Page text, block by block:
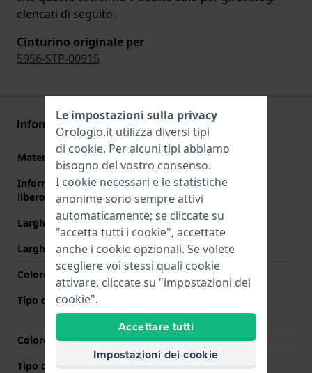
elencati di seguito.
Cinturino originale per
5956-STP-00915
Informazioni sul cinturino
Materiale Cinturino
Acciaio inox
Informazioni extra (testo
libero)
Stainless Steel Bracelet
Larghezza cinturino
14 mm
Larghezza tra Anse
14 mm
Colore cinturino
Bicolore
Tipo di chiusura
bottoni
Colore Chiusura
Argento
Tipo di montatura
Le impostazioni sulla privacy
Orologio.it utilizza diversi tipi
di cookie. Per alcuni tipi abbiamo
bisogno del vostro consenso.
I cookie necessari e le statistiche
anonime sono sempre attivi
automaticamente; se cliccate su
"accetta tutti i cookie", accettate
anche i cookie opzionali. Se volete
scegliere voi stessi quali cookie
attivare, cliccate su "impostazioni dei
cookie".
Accettare tutti
Impostazioni dei cookie